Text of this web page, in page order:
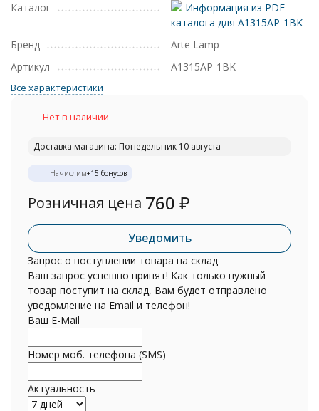
Каталог
Информация из PDF
каталога для A1315AP-1BK
Бренд
Arte Lamp
Артикул
A1315AP-1BK
Все характеристики
Нет в наличии
Доставка магазина: Понедельник 10 августа
Начислим+15 бонусов
Розничная цена 760 ₽
Уведомить
Запрос о поступлении товара на склад
Ваш запрос успешно принят! Как только нужный
товар поступит на склад, Вам будет отправлено
уведомление на Email и телефон!
Ваш E-Mail
Номер моб. телефона (SMS)
Актуальность